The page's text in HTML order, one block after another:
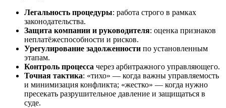
Легальность процедуры: работа строго в рамках
законодательства.
Защита компании и руководителя: оценка признаков
неплатёжеспособности и рисков.
Урегулирование задолженности по установленным
этапам.
Контроль процесса через арбитражного управляющего.
Точная тактика: «тихо» — когда важны управляемость
и минимизация конфликта; «жестко» — когда нужно
пресекать разрушительное давление и защищаться в
суде.